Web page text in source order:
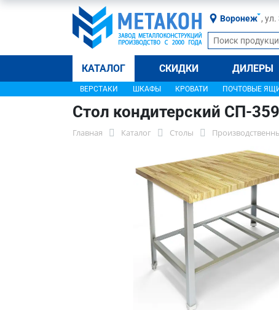
Воронеж ,
КАТАЛОГ СКИДКИ ДИЛЕРЫ
ВЕРСТАКИ ШКАФЫ КРОВАТИ ПОЧТОВЫЕ
Стол кондитерский СП-
Главная Каталог Столы